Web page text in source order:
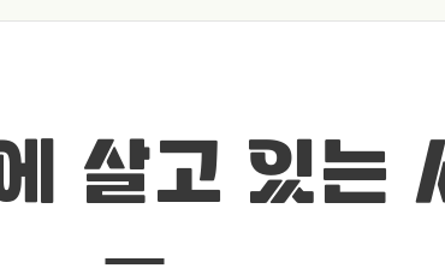
살고 있는